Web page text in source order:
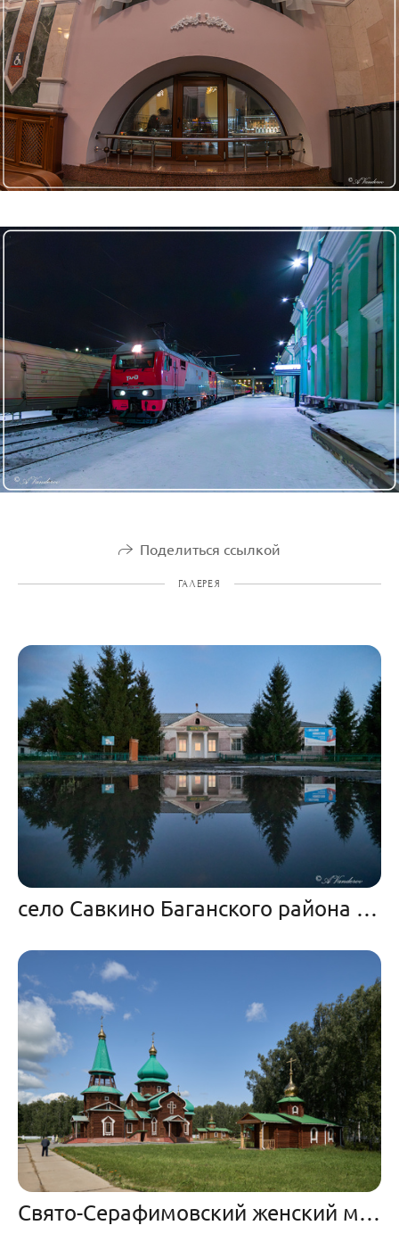
Поделиться ссылкой
ГАЛЕРЕЯ
село Савкино Баганского района Новосибирской области
Свято-Серафимовский женский монастырь